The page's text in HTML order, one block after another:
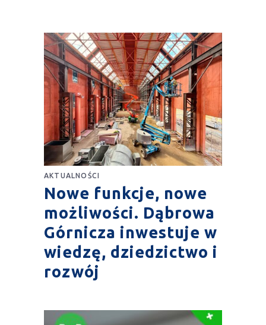
AKTUALNOŚCI
Nowe funkcje, nowe
możliwości. Dąbrowa
Górnicza inwestuje w
wiedzę, dziedzictwo i
rozwój